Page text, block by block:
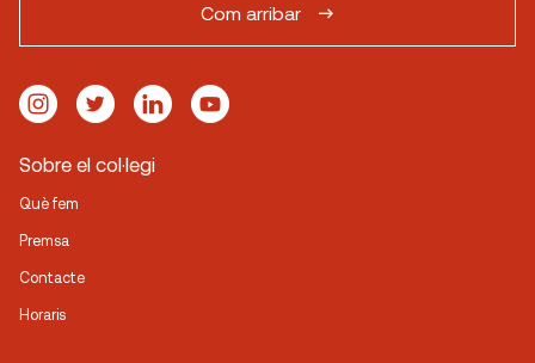
Com arribar
Sobre el col·legi
Què fem
Premsa
Contacte
Horaris